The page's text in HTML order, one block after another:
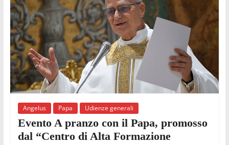
Angelus Papa Udienze generali
Evento A pranzo con il Papa, promosso
dal “Centro di Alta Formazione